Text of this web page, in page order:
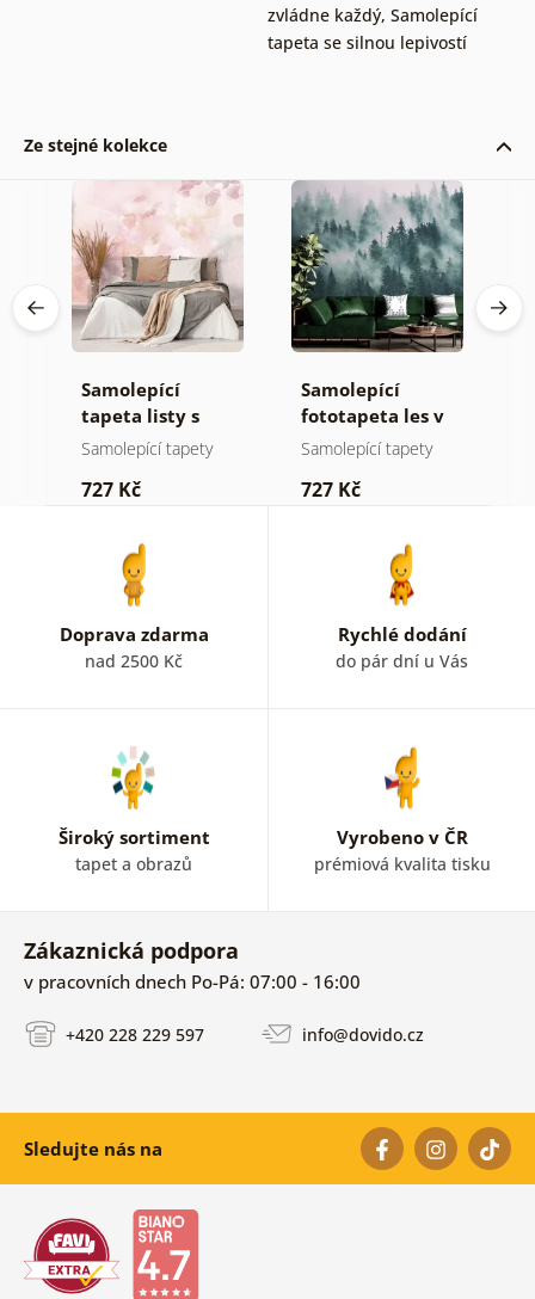
zvládne každý, Samolepící
tapeta se silnou lepivostí
Ze stejné kolekce
Samolepící
tapeta listy s
pastelovým
Samolepící tapety
727 Kč
Samolepící
fototapeta les v
mlze
Samolepící tapety
727 Kč
Doprava zdarma
nad 2500 Kč
Rychlé dodání
do pár dní u Vás
Široký sortiment
tapet a obrazů
Vyrobeno v ČR
prémiová kvalita tisku
Zákaznická podpora
v pracovních dnech Po-Pá: 07:00 - 16:00
+420 228 229 597 info@dovido.cz
Sledujte nás na